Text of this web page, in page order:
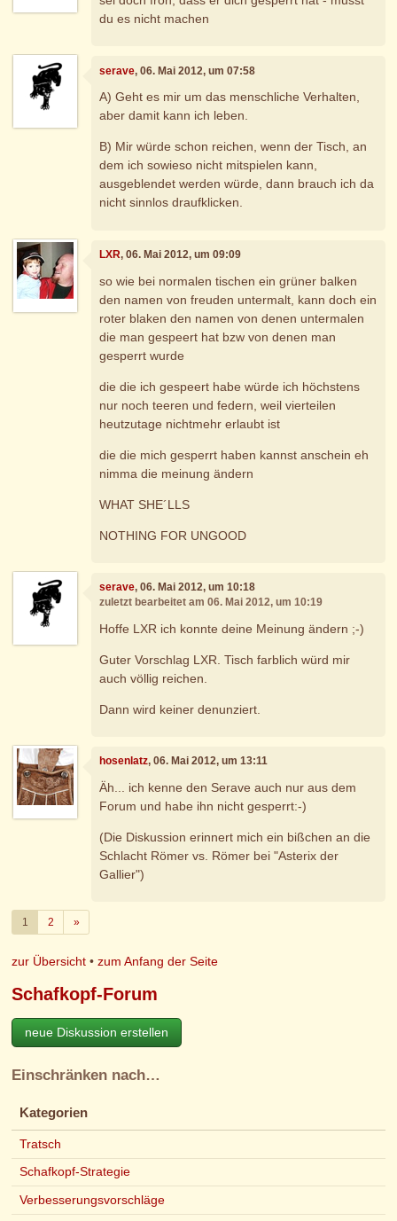
du es nicht machen
serave, 06. Mai 2012, um 07:58
A) Geht es mir um das menschliche Verhalten,
aber damit kann ich leben.
B) Mir würde schon reichen, wenn der Tisch, an
dem ich sowieso nicht mitspielen kann,
ausgeblendet werden würde, dann brauch ich da
nicht sinnlos draufklicken.
LXR, 06. Mai 2012, um 09:09
so wie bei normalen tischen ein grüner balken
den namen von freuden untermalt, kann doch ein
roter blaken den namen von denen untermalen
die man gespeert hat bzw von denen man
gesperrt wurde
die die ich gespeert habe würde ich höchstens
nur noch teeren und federn, weil vierteilen
heutzutage nichtmehr erlaubt ist
die die mich gesperrt haben kannst anschein eh
nimma die meinung ändern
WHAT SHE´LLS
NOTHING FOR UNGOOD
serave, 06. Mai 2012, um 10:18
zuletzt bearbeitet am 06. Mai 2012, um 10:19
Hoffe LXR ich konnte deine Meinung ändern ;-)
Guter Vorschlag LXR. Tisch farblich würd mir
auch völlig reichen.
Dann wird keiner denunziert.
hosenlatz, 06. Mai 2012, um 13:11
Äh... ich kenne den Serave auch nur aus dem
Forum und habe ihn nicht gesperrt:-)
(Die Diskussion erinnert mich ein bißchen an die
Schlacht Römer vs. Römer bei "Asterix der
Gallier")
1 2 »Weiter
zur Übersicht •zum Anfang der Seite
Schafkopf-Forum
neue Diskussion erstellen
Einschränken nach…
Kategorien
Tratsch
Schafkopf-Strategie
Verbesserungsvorschläge